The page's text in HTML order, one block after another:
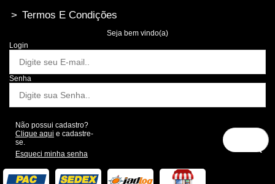
> Termos E Condições
Seja bem vindo(a)
Login
Senha
Não possui cadastro?
Clique aqui e cadastre-
se.
Esqueci minha senha